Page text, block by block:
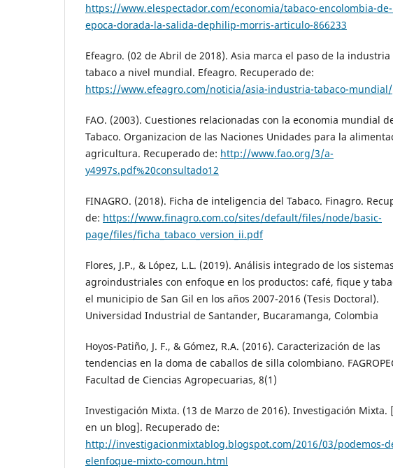
https://www.elespectador.com/economia/tabaco-encolombia-
epoca-dorada-la-salida-dephilip-morris-articulo-866233
Efeagro. (02 de Abril de 2018). Asia marca el paso de la industria
tabaco a nivel mundial. Efeagro. Recuperado de:
https://www.efeagro.com/noticia/asia-industria-tabaco-mundial/
FAO. (2003). Cuestiones relacionadas con la economia mundial
Tabaco. Organizacion de las Naciones Unidades para la
agricultura. Recuperado de: http://www.fao.org/3/a-
y4997s.pdf%20consultado12
FINAGRO. (2018). Ficha de inteligencia del Tabaco. Finagro.
de: https://www.finagro.com.co/sites/default/files/node/basic-
page/files/ficha_tabaco_version_ii.pdf
Flores, J.P., & López, L.L. (2019). Análisis integrado de los sistemas
agroindustriales con enfoque en los productos: café, fique y
el municipio de San Gil en los años 2007-2016 (Tesis Doctoral).
Universidad Industrial de Santander, Bucaramanga, Colombia
Hoyos-Patiño, J. F., & Gómez, R.A. (2016). Caracterización de las
tendencias en la doma de caballos de silla colombiano.
Facultad de Ciencias Agropecuarias, 8(1)
Investigación Mixta. (13 de Marzo de 2016). Investigación Mixta.
en un blog]. Recuperado de:
http://investigacionmixtablog.blogspot.com/2016/03/podemos-
elenfoque-mixto-comoun.html